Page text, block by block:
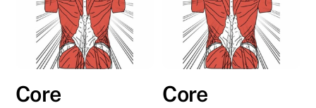
Core
Core